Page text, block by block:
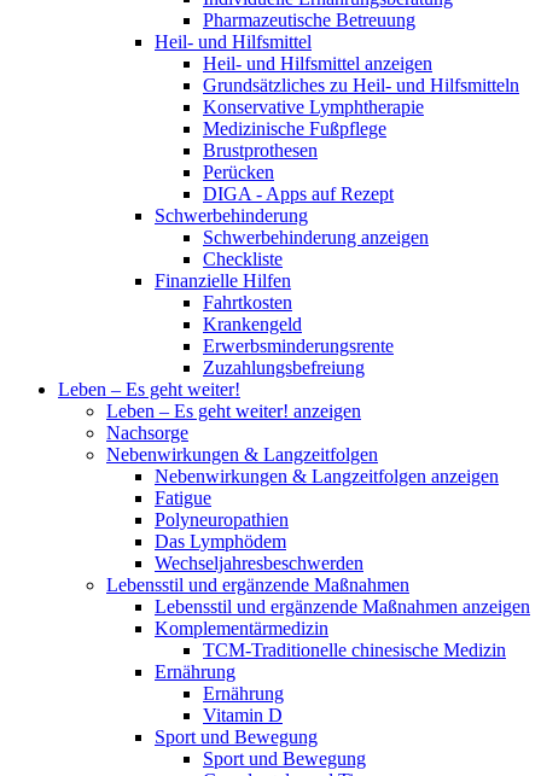
Pharmazeutische Betreuung
Heil- und Hilfsmittel
Heil- und Hilfsmittel anzeigen
Grundsätzliches zu Heil- und Hilfsmitteln
Konservative Lymphtherapie
Medizinische Fußpflege
Brustprothesen
Perücken
DIGA - Apps auf Rezept
Schwerbehinderung
Schwerbehinderung anzeigen
Checkliste
Finanzielle Hilfen
Fahrtkosten
Krankengeld
Erwerbsminderungsrente
Zuzahlungsbefreiung
Leben – Es geht weiter!
Leben – Es geht weiter! anzeigen
Nachsorge
Nebenwirkungen & Langzeitfolgen
Nebenwirkungen & Langzeitfolgen anzeigen
Fatigue
Polyneuropathien
Das Lymphödem
Wechseljahresbeschwerden
Lebensstil und ergänzende Maßnahmen
Lebensstil und ergänzende Maßnahmen anzeigen
Komplementärmedizin
TCM-Traditionelle chinesische Medizin
Ernährung
Ernährung
Vitamin D
Sport und Bewegung
Sport und Bewegung